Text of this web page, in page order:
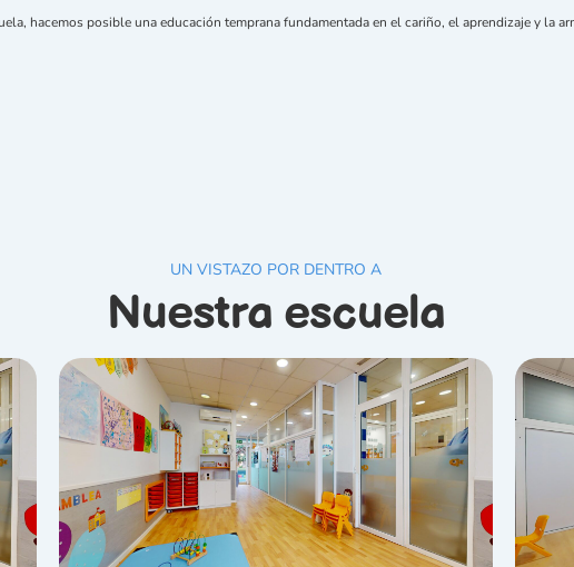
hacemos posible una educación temprana fundamentada en el cariño, el aprendizaje y la
UN VISTAZO POR DENTRO A
Nuestra escuela